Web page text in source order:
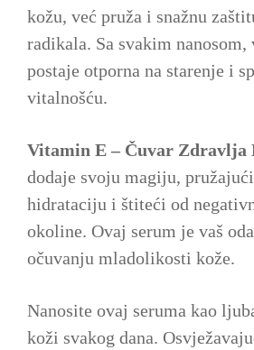
kožu, već pruža i snažnu
radikala. Sa svakim nanosom,
postaje otporna na starenje i
vitalnošću.
Vitamin E – Čuvar Zdravlja
dodaje svoju magiju,
hidrataciju i štiteći od
okoline. Ovaj serum je vaš
očuvanju mladolikosti kože.
Nanosite ovaj seruma kao
koži svakog dana.